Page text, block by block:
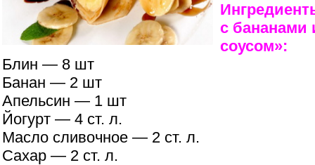
с бананами
соусом»:
Блин — 8 шт
Банан — 2 шт
Апельсин — 1 шт
Йогурт — 4 ст. л.
Масло сливочное — 2 ст. л.
Сахар — 2 ст. л.